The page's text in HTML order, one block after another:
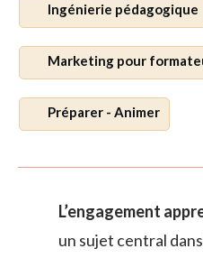
Ingénierie pédagogique
Marketing pour
Préparer - Animer
L’engagement
un sujet central